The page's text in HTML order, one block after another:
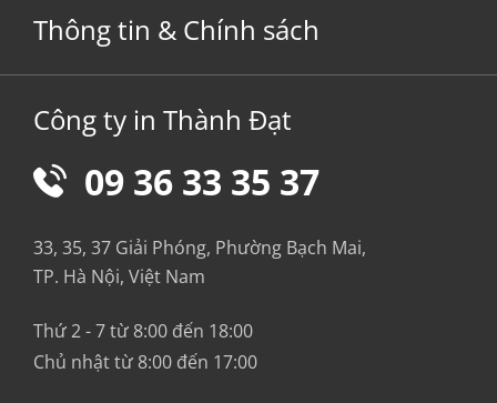
Thông tin & Chính sách
Công ty in Thành Đạt
09 36 33 35 37
33, 35, 37 Giải Phóng, Phường Bạch Mai,
TP. Hà Nội, Việt Nam
Thứ 2 - 7 từ 8:00 đến 18:00
Chủ nhật từ 8:00 đến 17:00